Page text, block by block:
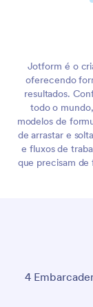
Jotform é o
oferecendo
resultados.
todo o
modelos de
de arrastar e
e fluxos de
que precisam de
4